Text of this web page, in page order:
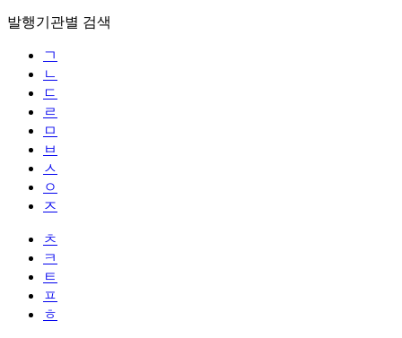
발행기관별 검색
ㄱ
ㄴ
ㄷ
ㄹ
ㅁ
ㅂ
ㅅ
ㅇ
ㅈ
ㅊ
ㅋ
ㅌ
ㅍ
ㅎ